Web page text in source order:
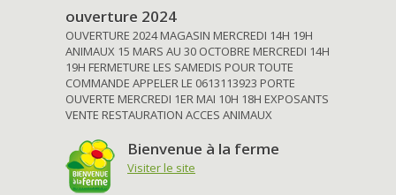
ouverture 2024
OUVERTURE 2024 MAGASIN MERCREDI 14H 19H
ANIMAUX 15 MARS AU 30 OCTOBRE MERCREDI 14H
19H FERMETURE LES SAMEDIS POUR TOUTE
COMMANDE APPELER LE 0613113923 PORTE
OUVERTE MERCREDI 1ER MAI 10H 18H EXPOSANTS
VENTE RESTAURATION ACCES ANIMAUX
Bienvenue à la ferme
Visiter le site